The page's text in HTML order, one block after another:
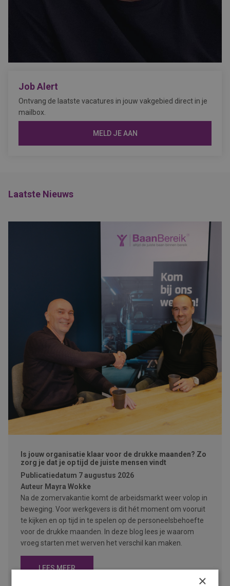
Job Alert
Ontvang de laatste vacatures in jouw vakgebied direct in je
mailbox.
MELD JE AAN
Laatste Nieuws
Is jouw organisatie klaar voor de drukke maanden? Zo
zorg je dat je op tijd de juiste mensen vindt
Publicatiedatum 7 augustus 2026
Auteur Mayra Wokke
Na de zomervakantie komt de arbeidsmarkt weer volop in
beweging. Voor werkgevers is dit hét moment om vooruit
te kijken en op tijd in te spelen op de personeelsbehoefte
voor de drukke maanden. In deze blog lees je waarom
vroeg starten met werven het verschil kan maken.
LEES MEER
×